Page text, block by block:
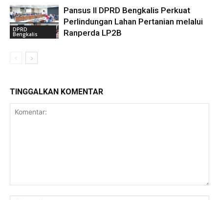
DPRD
Bengkalis
Pansus II DPRD Bengkalis Perkuat
Perlindungan Lahan Pertanian melalui
Ranperda LP2B
TINGGALKAN KOMENTAR